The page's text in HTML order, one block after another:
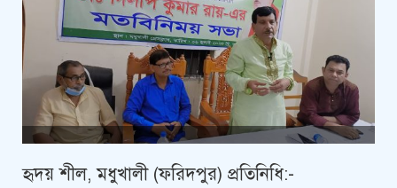
হৃদয় শীল, মধুখালী (ফরিদপুর) প্রতিনিধি:-